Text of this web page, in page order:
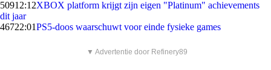
50912:12XBOX platform krijgt zijn eigen "Platinum" achievements
dit jaar
46722:01PS5-doos waarschuwt voor einde fysieke games
▼ Advertentie door Refinery89